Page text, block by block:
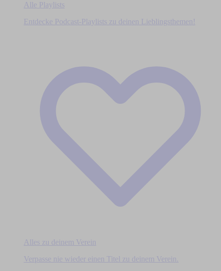
Alle Playlists
Entdecke Podcast-Playlists zu deinen Lieblingsthemen!
Alles zu deinem Verein
Verpasse nie wieder einen Titel zu deinem Verein.